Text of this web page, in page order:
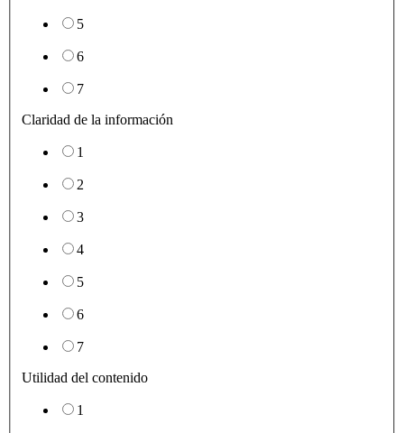
5
6
7
Claridad de la información
1
2
3
4
5
6
7
Utilidad del contenido
1